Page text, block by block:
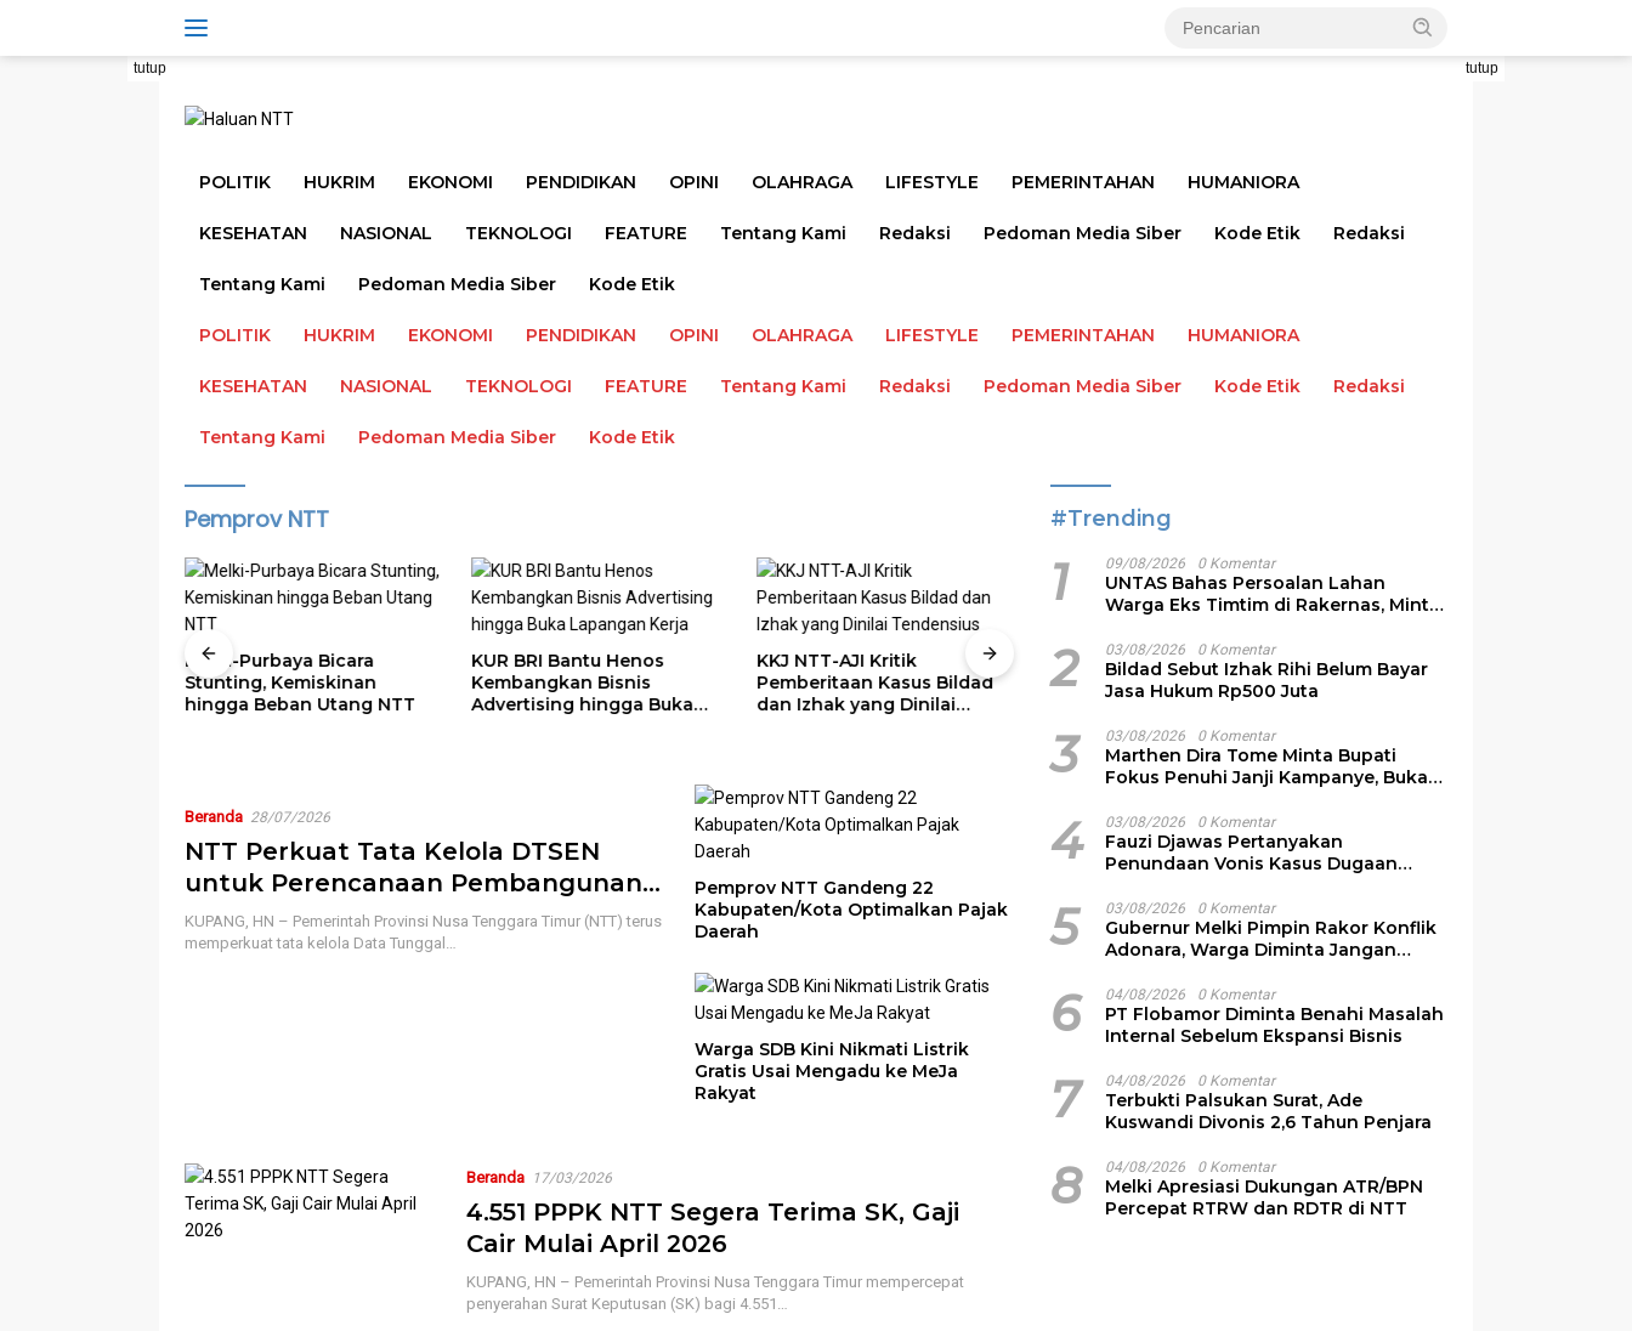
tutup tutup
POLITIK HUKRIM EKONOMI PENDIDIKAN OPINI OLAHRAGA LIFESTYLE PEMERINTAHAN HUMANIORA
KESEHATAN NASIONAL TEKNOLOGI FEATURE Tentang Kami Redaksi Pedoman Media Siber Kode Etik Redaksi
Tentang Kami Pedoman Media Siber Kode Etik
POLITIK HUKRIM EKONOMI PENDIDIKAN OPINI OLAHRAGA LIFESTYLE PEMERINTAHAN HUMANIORA
KESEHATAN NASIONAL TEKNOLOGI FEATURE Tentang Kami Redaksi Pedoman Media Siber Kode Etik Redaksi
Tentang Kami Pedoman Media Siber Kode Etik
Pemprov NTT
Melki-Purbaya Bicara
Stunting, Kemiskinan
hingga Beban Utang NTT
KUR BRI Bantu Henos
Kembangkan Bisnis
Advertising hingga Buka
KKJ NTT-AJI Kritik
Pemberitaan Kasus Bildad
dan Izhak yang Dinilai
Melki Apresiasi PKS
Hadirkan Rumah Advokasi
Hukum untuk Warga NTT
Melki Lepas 765 Kontingen
ke Jamnas 2026, Minta
Beranda 28/07/2026
NTT Perkuat Tata Kelola DTSEN
untuk Perencanaan Pembangunan
Berbasis Data
KUPANG, HN – Pemerintah Provinsi Nusa Tenggara Timur (NTT) terus
memperkuat tata kelola Data Tunggal…
Pemprov NTT Gandeng 22
Kabupaten/Kota Optimalkan Pajak
Daerah
Warga SDB Kini Nikmati Listrik
Gratis Usai Mengadu ke MeJa
Rakyat
Beranda 17/03/2026
4.551 PPPK NTT Segera Terima SK, Gaji
Cair Mulai April 2026
KUPANG, HN – Pemerintah Provinsi Nusa Tenggara Timur mempercepat
penyerahan Surat Keputusan (SK) bagi 4.551…
#Trending
1 09/08/2026 0 Komentar
UNTAS Bahas Persoalan Lahan
Warga Eks Timtim di Rakernas, Minta
2 03/08/2026 0 Komentar
Bildad Sebut Izhak Rihi Belum Bayar
Jasa Hukum Rp500 Juta
3 03/08/2026 0 Komentar
Marthen Dira Tome Minta Bupati
Fokus Penuhi Janji Kampanye, Bukan
4 03/08/2026 0 Komentar
Fauzi Djawas Pertanyakan
Penundaan Vonis Kasus Dugaan
5 03/08/2026 0 Komentar
Gubernur Melki Pimpin Rakor Konflik
Adonara, Warga Diminta Jangan
6 04/08/2026 0 Komentar
PT Flobamor Diminta Benahi Masalah
Internal Sebelum Ekspansi Bisnis
7 04/08/2026 0 Komentar
Terbukti Palsukan Surat, Ade
Kuswandi Divonis 2,6 Tahun Penjara
8 04/08/2026 0 Komentar
Melki Apresiasi Dukungan ATR/BPN
Percepat RTRW dan RDTR di NTT